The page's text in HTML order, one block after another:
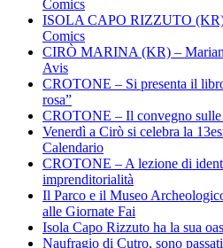
Comics
ISOLA CAPO RIZZUTO (KR)
Comics
CIRÒ MARINA (KR) –
Avis
CROTONE – Si presenta il
rosa”
CROTONE – Il convegno sulle
Venerdì a Cirò si celebra la
Calendario
CROTONE – A lezione di
imprenditorialità
Il Parco e il Museo
alle Giornate Fai
Isola Capo Rizzuto ha la sua
Naufragio di Cutro, sono